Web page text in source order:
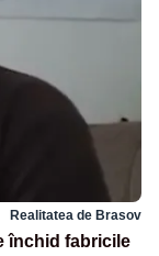
Realitatea de Brasov
închid fabricile